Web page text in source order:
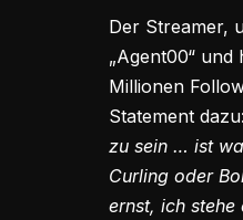
Der Streamer,
„Agent00“ und
Millionen
Statement
zu sein … ist
Curling oder
ernst, ich stehe